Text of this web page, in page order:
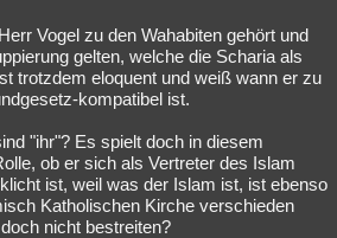
Unterhaltung
Gruppen Gaming Filme
Allmystery
Vogel zu den Wahabiten gehört und
gelten, welche die Scharia als
trotzdem eloquent und weiß wann er zu
kompatibel ist.
"ihr"? Es spielt doch in diesem
ob er sich als Vertreter des Islam
ist, weil was der Islam ist, ist ebenso
Katholischen Kirche verschieden
nicht bestreiten?